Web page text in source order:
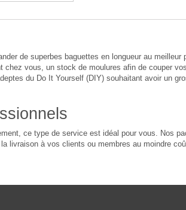
de superbes baguettes en longueur au meilleur
chez vous, un stock de moulures afin de couper
du Do It Yourself (DIY) souhaitant avoir un
ce type de service est idéal pour vous. Nos
livraison à vos clients ou membres au moindre